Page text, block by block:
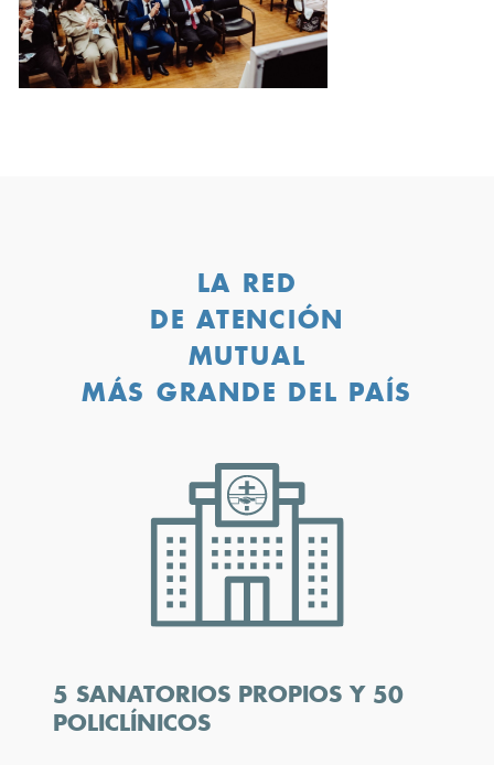
LA RED
DE ATENCIÓN
MUTUAL
MÁS GRANDE DEL PAÍS
5 SANATORIOS PROPIOS Y 50
POLICLÍNICOS